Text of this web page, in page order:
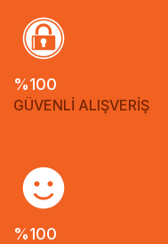
%100
GÜVENLİ ALIŞVERİŞ
%100